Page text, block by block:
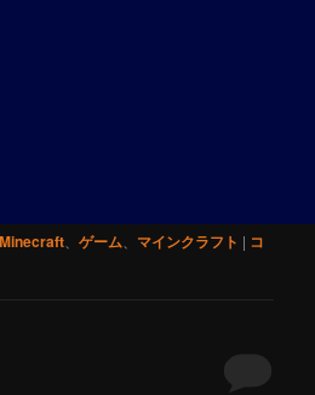
Minecraft 、ゲーム マインクラフト | コ